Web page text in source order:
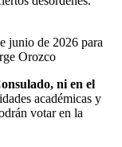
junio de 2026 para
Orozco
ni en el
académicas y
votar en la